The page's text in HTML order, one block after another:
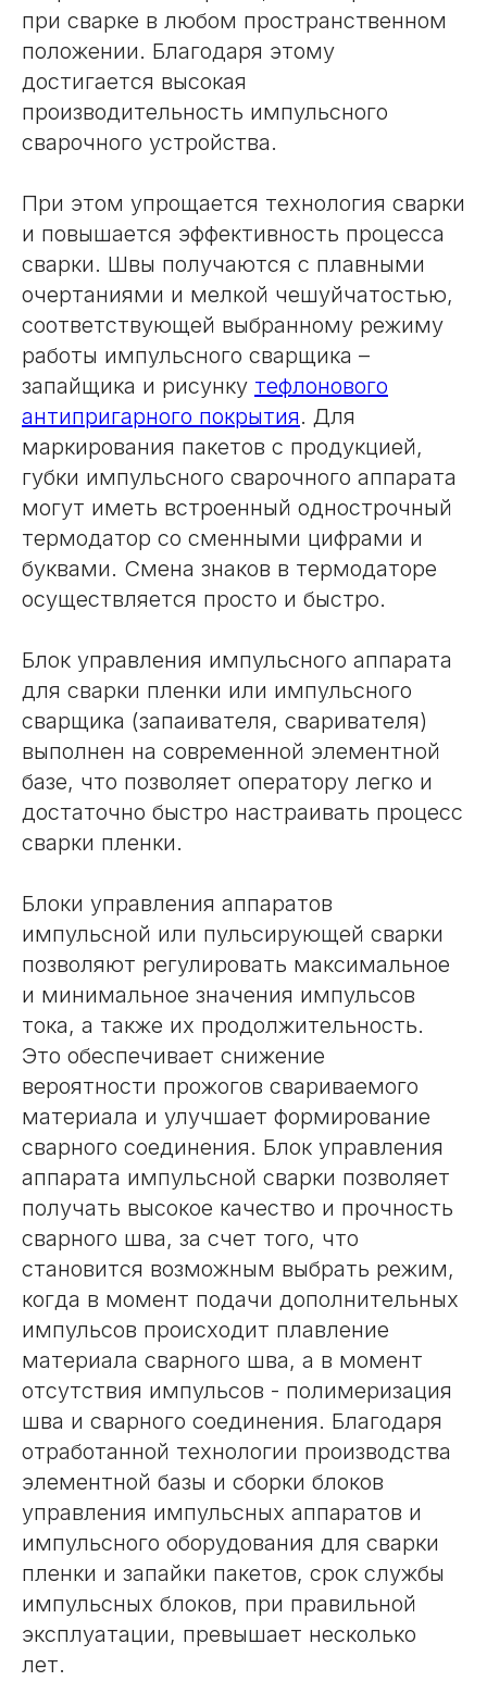
при сварке в любом пространственном
положении. Благодаря этому
достигается высокая
производительность импульсного
сварочного устройства.
При этом упрощается технология сварки
и повышается эффективность процесса
сварки. Швы получаются с плавными
очертаниями и мелкой чешуйчатостью,
соответствующей выбранному режиму
работы импульсного сварщика –
запайщика и рисунку тефлонового
антипригарного покрытия. Для
маркирования пакетов с продукцией,
губки импульсного сварочного аппарата
могут иметь встроенный однострочный
термодатор со сменными цифрами и
буквами. Смена знаков в термодаторе
осуществляется просто и быстро.
Блок управления импульсного аппарата
для сварки пленки или импульсного
сварщика (запаивателя, сваривателя)
выполнен на современной элементной
базе, что позволяет оператору легко и
достаточно быстро настраивать процесс
сварки пленки.
Блоки управления аппаратов
импульсной или пульсирующей сварки
позволяют регулировать максимальное
и минимальное значения импульсов
тока, а также их продолжительность.
Это обеспечивает снижение
вероятности прожогов свариваемого
материала и улучшает формирование
сварного соединения. Блок управления
аппарата импульсной сварки позволяет
получать высокое качество и прочность
сварного шва, за счет того, что
становится возможным выбрать режим,
когда в момент подачи дополнительных
импульсов происходит плавление
материала сварного шва, а в момент
отсутствия импульсов - полимеризация
шва и сварного соединения. Благодаря
отработанной технологии производства
элементной базы и сборки блоков
управления импульсных аппаратов и
импульсного оборудования для сварки
пленки и запайки пакетов, срок службы
импульсных блоков, при правильной
эксплуатации, превышает несколько
лет.